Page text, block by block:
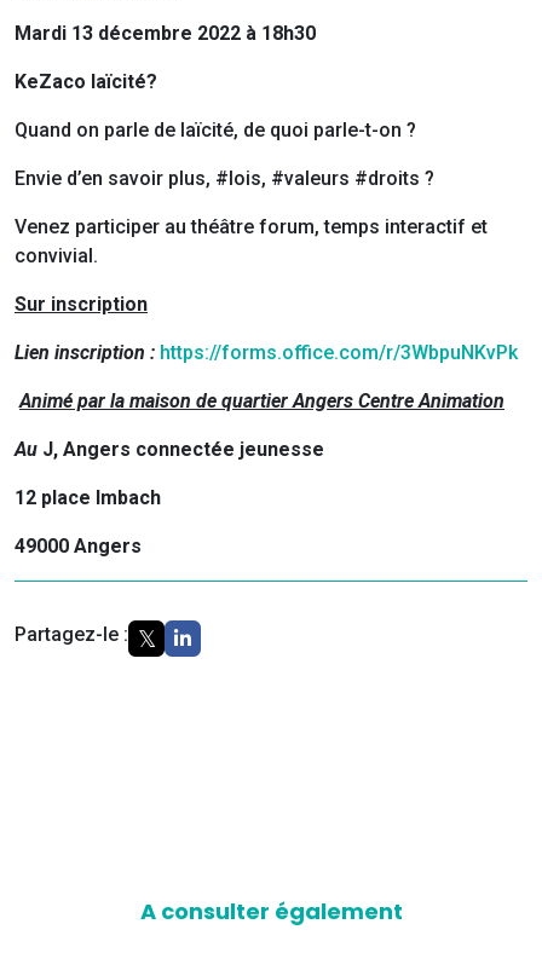
Mardi 13 décembre 2022 à 18h30
KeZaco laïcité?
Quand on parle de laïcité, de quoi parle-t-on ?
Envie d’en savoir plus, #lois, #valeurs #droits ?
Venez participer au théâtre forum, temps interactif et
convivial.
Sur inscription
Lien inscription : https://forms.office.com/r/3WbpuNKvPk
Animé par la maison de quartier Angers Centre Animation
Au J, Angers connectée jeunesse
12 place Imbach
49000 Angers
Partagez-le :
A consulter également